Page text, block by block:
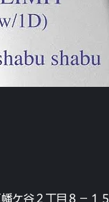
ケ谷２丁目８−１５